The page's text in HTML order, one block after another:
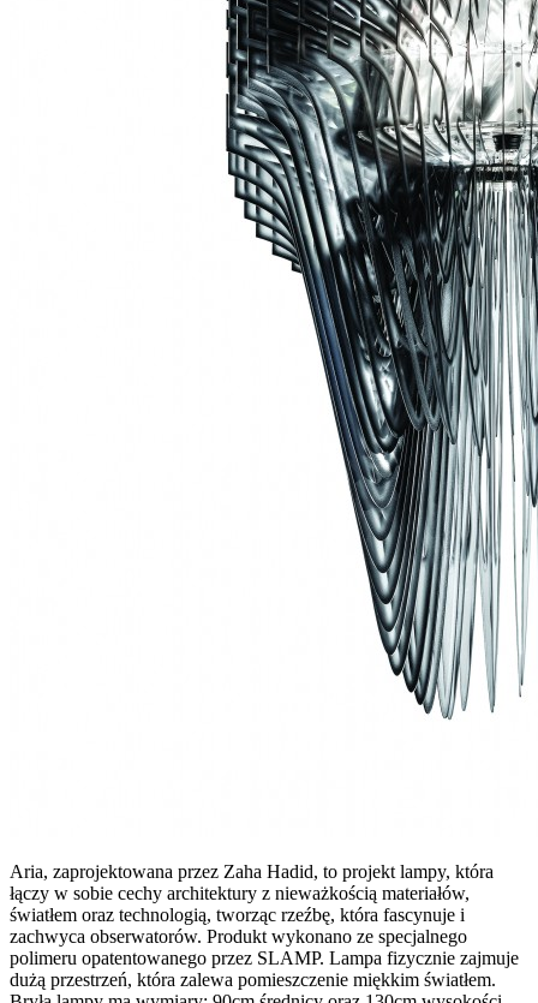
Aria, zaprojektowana przez Zaha Hadid, to projekt lampy, która
łączy w sobie cechy architektury z nieważkością materiałów,
światłem oraz technologią, tworząc rzeźbę, która fascynuje i
zachwyca obserwatorów. Produkt wykonano ze specjalnego
polimeru opatentowanego przez SLAMP. Lampa fizycznie zajmuje
dużą przestrzeń, która zalewa pomieszczenie miękkim światłem.